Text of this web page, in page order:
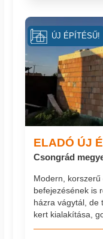
ELADÓ ÚJ
Csongrád
Modern,
befejezésének is
házra vágytál, de
kert kialakítása,
ÚJ ÉPÍTÉSŰ!